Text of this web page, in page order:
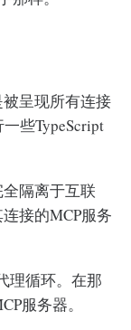
呈现所有连接
些TypeScript
隔离于互联
接的MCP服务
理循环。在那
服务器。